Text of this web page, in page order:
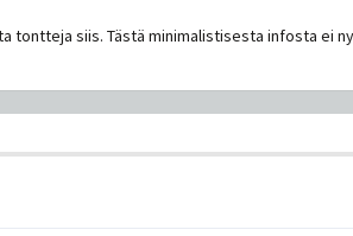
tontteja siis. Tästä minimalistisesta infosta ei